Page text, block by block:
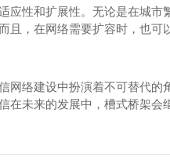
应性和扩展性。无论是在城
且，在网络需要扩容时，也
网络建设中扮演着不可替代
在未来的发展中，槽式桥架